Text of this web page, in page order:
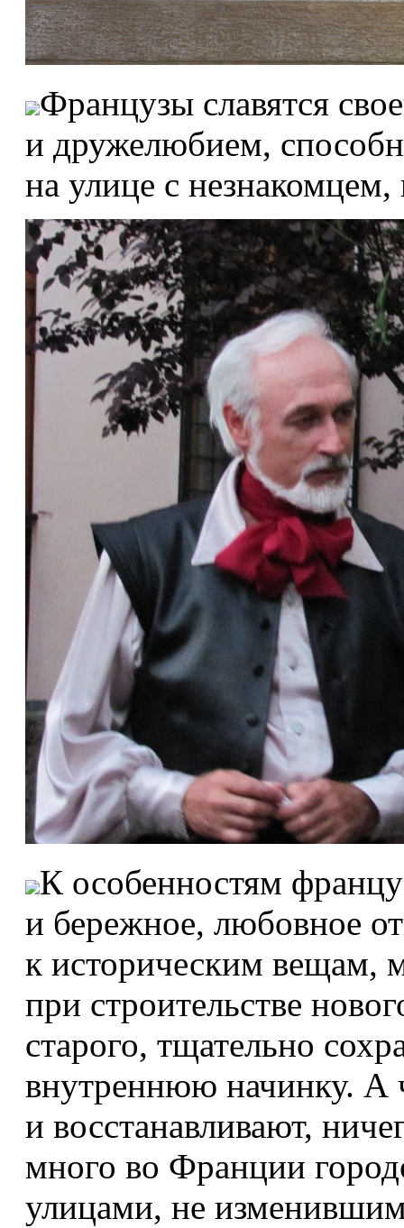
Французы славятся
и дружелюбием,
на улице с
К особенностям
и бережное, любовное
к историческим вещам,
при строительстве
старого, тщательно
внутреннюю начинку. А
и восстанавливают,
много во Франции
улицами, не